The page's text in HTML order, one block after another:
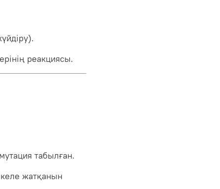
реакциясы.
табылған.
жатқанын